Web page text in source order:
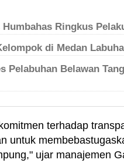
Ringkus
di Medan
Pelabuhan Belawan
terhadap
untuk
ujar manajemen